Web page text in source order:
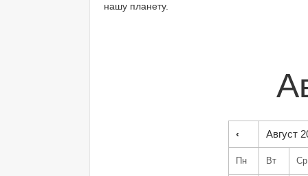
нашу планету.
‹ Август
Пн Вт Ср